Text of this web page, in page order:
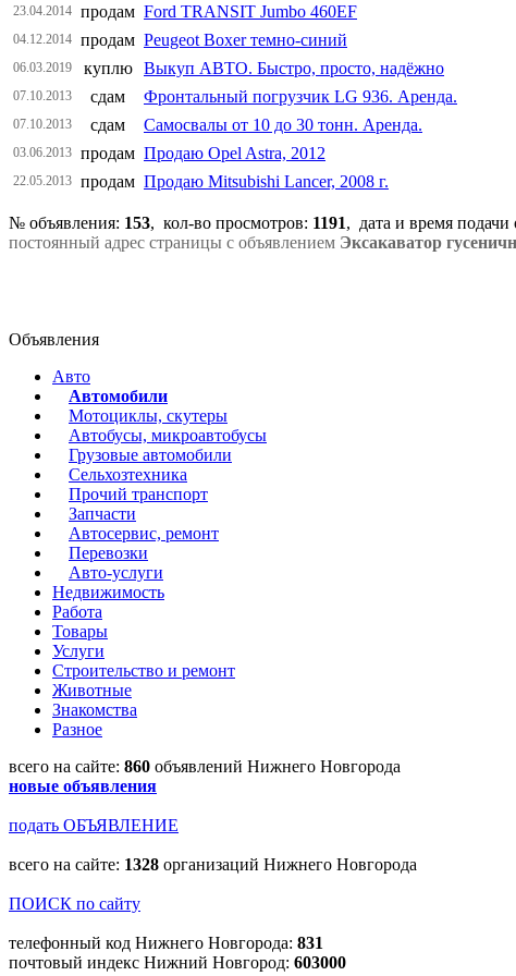
23.04.2014 продам Ford TRANSIT Jumbo 460EF
04.12.2014 продам Peugeot Boxer темно-синий
06.03.2019 куплю Выкуп АВТО. Быстро, просто, надёжно
07.10.2013 сдам Фронтальный погрузчик LG 936. Аренда.
07.10.2013 сдам Самосвалы от 10 до 30 тонн. Аренда.
03.06.2013 продам Продаю Opel Astra, 2012
22.05.2013 продам Продаю Mitsubishi Lancer, 2008 г.
№ объявления: 153, кол-во просмотров: 1191, дата и время подачи
постоянный адрес страницы с объявлением Эксакаватор
Объявления
Авто
Автомобили
Мотоциклы, скутеры
Автобусы, микроавтобусы
Грузовые автомобили
Сельхозтехника
Прочий транспорт
Запчасти
Автосервис, ремонт
Перевозки
Авто-услуги
Недвижимость
Работа
Товары
Услуги
Строительство и ремонт
Животные
Знакомства
Разное
всего на сайте: 860 объявлений Нижнего Новгорода
новые объявления
подать ОБЪЯВЛЕНИЕ
всего на сайте: 1328 организаций Нижнего Новгорода
ПОИСК по сайту
телефонный код Нижнего Новгорода: 831
почтовый индекс Нижний Новгород: 603000